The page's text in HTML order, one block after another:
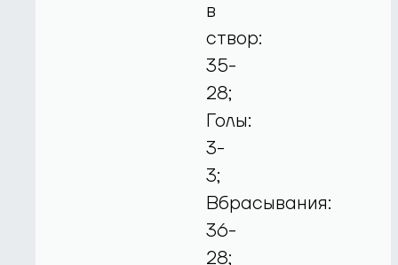
в
створ:
35-
28;
Голы:
3-
3;
Вбрасывания:
36-
28;